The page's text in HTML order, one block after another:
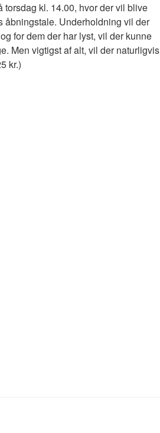
kl. 14.00, hvor der vil blive
åbningstale. Underholdning vil der
for dem der har lyst, vil der kunne
Men vigtigst af alt, vil der naturligvis
kr.)